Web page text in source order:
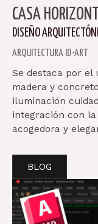
CASA
DISEÑO
ARQUITECTURA ID-ART
Se destaca por el
madera y
iluminación
integración con
acogedora y
BLOG